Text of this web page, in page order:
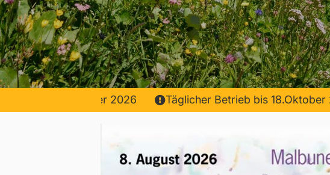
Täglicher Betrieb bis 18.Oktober 2026